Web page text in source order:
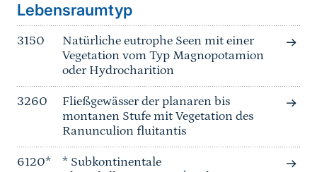
Lebensraumtyp
3150
Natürliche eutrophe Seen mit einer
Vegetation vom Typ Magnopotamion
oder Hydrocharition
3260
Fließgewässer der planaren bis
montanen Stufe mit Vegetation des
Ranunculion fluitantis
6120*
* Subkontinentale